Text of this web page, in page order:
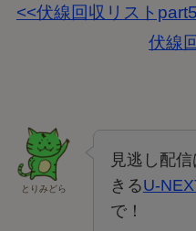
<<伏線回収リストpart5
伏線
とりみどら
見逃し配信
きるU-
で！